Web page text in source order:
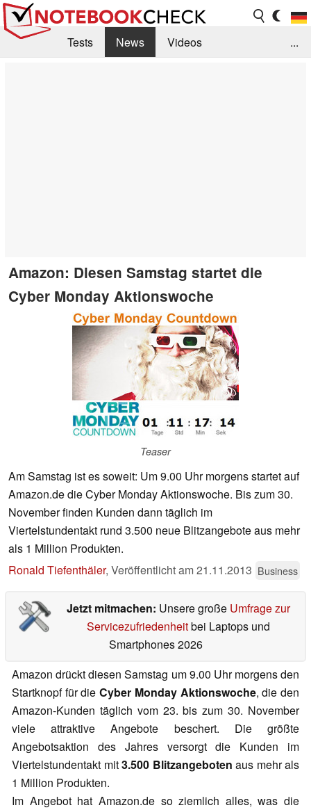
Tests News
Videos
...
Amazon: Diesen Samstag startet die
Cyber Monday Aktionswoche
Teaser
Am Samstag ist es soweit: Um 9.00 Uhr morgens startet auf
Amazon.de die Cyber Monday Aktionswoche. Bis zum 30.
November finden Kunden dann täglich im
Viertelstundentakt rund 3.500 neue Blitzangebote aus mehr
als 1 Million Produkten.
Ronald Tiefenthäler, Veröffentlicht am21.11.2013 Business
Jetzt mitmachen: Unsere große Umfrage zur
Servicezufriedenheitbei Laptops und
Smartphones 2026
Amazon drückt diesen Samstag um 9.00 Uhr morgens den
Startknopf für dieCyber Monday Aktionswoche, die den
Amazon-Kunden täglich vom 23. bis zum 30. November
viele attraktive Angebote beschert. Die größte
Angebotsaktion des Jahres versorgt die Kunden im
Viertelstundentakt mit3.500 Blitzangeboten aus mehr als
1 Million Produkten.
Im Angebot hat Amazon.de so ziemlich alles, was die